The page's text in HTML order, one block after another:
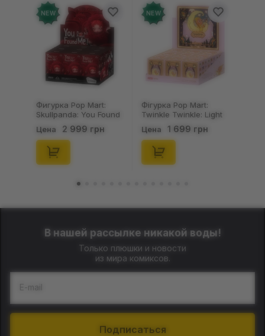
NEW
Фигурка Pop Mart:
Skullpanda: You Found
Me!: Plush Doll Pendant
Series (Blind Box: 1 з
10) (Secret Edition),
(29347)
Цена 2 999 грн
NEW
Фігурка Pop Mart:
Twinkle Twinkle: Light
Up: Scene Sets Series
(Blind Box: 1 з 10)
(Secret Edition),
(21372)
Цена 1 699 грн
В нашей рассылке никакой воды!
Только плюшки и новости
из мира комиксов.
E-mail
Подписаться